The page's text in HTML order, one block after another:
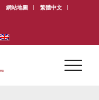
網站地圖 繁體中文